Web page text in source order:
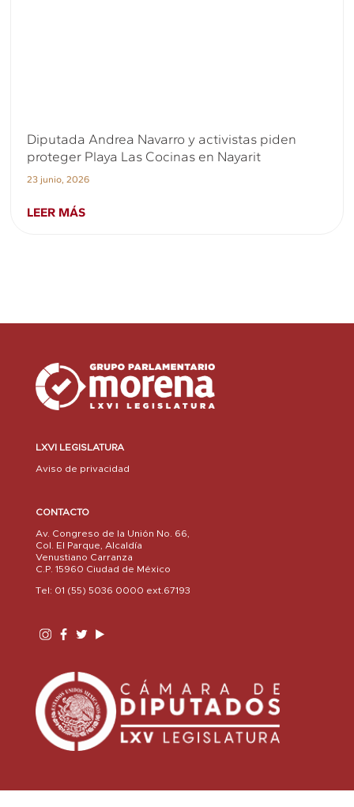
Diputada Andrea Navarro y activistas piden
proteger Playa Las Cocinas en Nayarit
23 junio, 2026
LEER MÁS
LXVI LEGISLATURA
Aviso de privacidad
CONTACTO
Av. Congreso de la Unión No. 66,
Col. El Parque, Alcaldía
Venustiano Carranza
C.P. 15960 Ciudad de México
Tel: 01 (55) 5036 0000 ext.67193